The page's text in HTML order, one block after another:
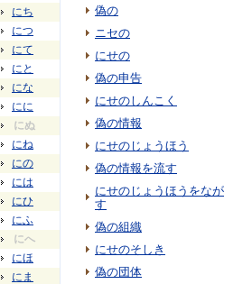
にち
につ
にて
にと
にな
にに
にぬ
にね
にの
には
にひ
にふ
にへ
にほ
にま
偽の
ニセの
にせの
偽の申告
にせのしんこく
偽の情報
にせのじょうほう
偽の情報を流す
にせのじょうほうをなが
す
偽の組織
にせのそしき
偽の団体